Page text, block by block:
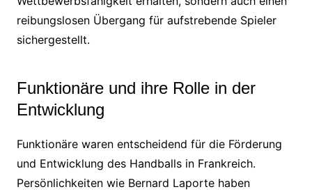
reibungslosen Übergang für aufstrebende Spieler
sichergestellt.
Funktionäre und ihre Rolle in der
Entwicklung
Funktionäre waren entscheidend für die Förderung
und Entwicklung des Handballs in Frankreich.
Persönlichkeiten wie Bernard Laporte haben